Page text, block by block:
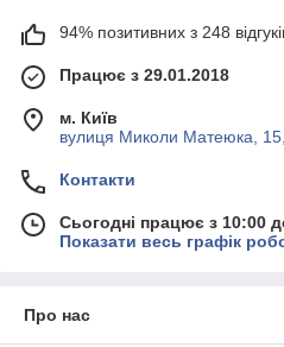
94% позитивних з 248
Працює з 29.01.2018
м. Київ
вулиця Миколи Матеюка, 15,
Контакти
Сьогодні працює з 10:00
Показати весь графік
Про нас